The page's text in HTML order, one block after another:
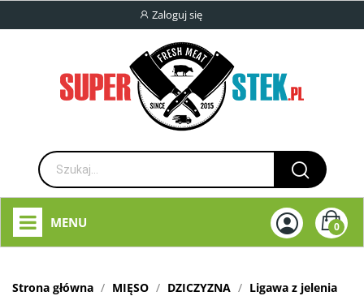
Zaloguj się
0
MENU
Strona główna MIĘSO DZICZYZNA Ligawa z jelenia